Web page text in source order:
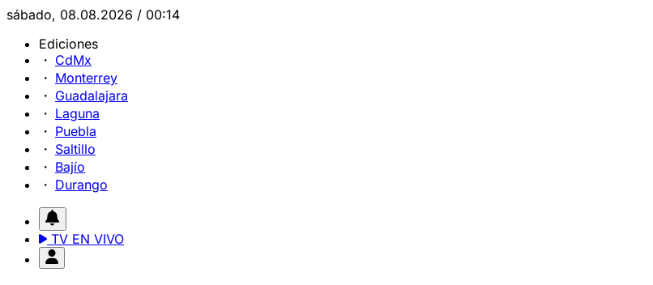
sábado, 08.08.2026 / 00:14
Ediciones
CdMx
Monterrey
Guadalajara
Laguna
Puebla
Saltillo
Bajío
Durango
TV EN VIVO